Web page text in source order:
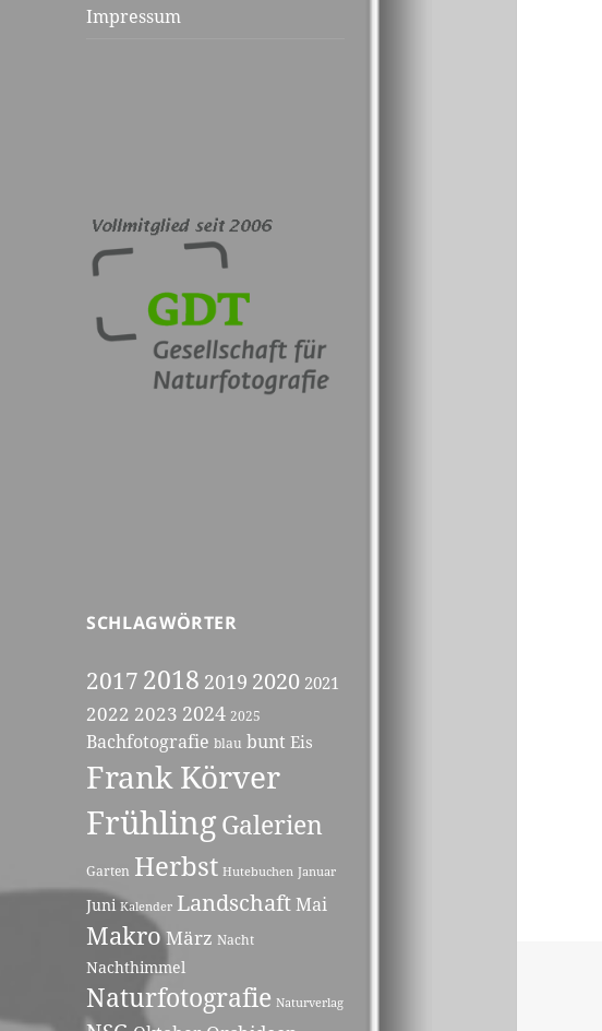
Impressum
SCHLAGWÖRTER
2017 2018 2019 2020 2021
2022 2023 2024 2025
Bachfotografie blau bunt Eis
Frank Körver
FrühlingGalerien
Garten Herbst Hutebuchen Januar
Juni Kalender LandschaftMai
MakroMärz Nacht
Nachthimmel
Naturfotografie Naturverlag